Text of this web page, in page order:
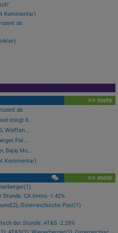
Kommentar)
ab
>> mehr
ab
steigt 8...
Wolftan...
Pal...
Bajaj Mo...
Kommentar)
>> mehr
Stunde: CA Immo -1.42%
Österreichische Post(1)
der Stunde: AT&S -2.29%